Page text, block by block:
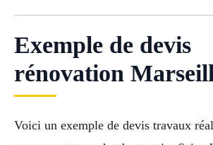
Exemple de devis
rénovation
Voici un exemple de devis travaux